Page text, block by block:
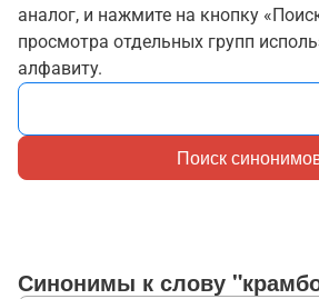
аналог, и нажмите на кнопку
просмотра отдельных групп
алфавиту.
Поиск
Синонимы к слову